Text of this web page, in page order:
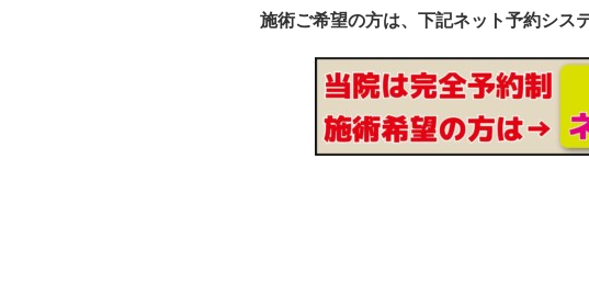
施術ご希望の方は、下記ネット予約シス